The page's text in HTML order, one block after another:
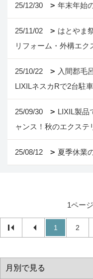
25/12/30 年末年始
25/11/02
はとやま
リフォーム・外構エク
25/10/22
入間郡毛
LIXILネスカRで2台駐
25/09/30
LIXIL製品
ャンス！秋のエクステ
25/08/12 夏季休業
1ペー
1 2